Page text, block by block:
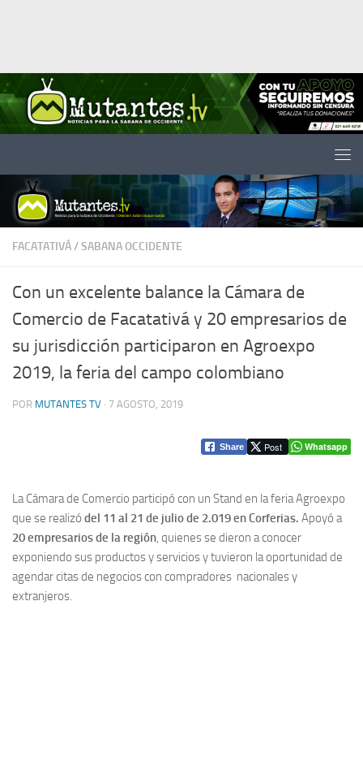
FACATATIVÁ/SABANA OCCIDENTE
Con un excelente balance la Cámara de
Comercio de Facatativá y 20 empresarios de
su jurisdicción participaron en Agroexpo
2019, la feria del campo colombiano
POR MUTANTES TV · 7 AGOSTO, 2019
Share Post Whatsapp
La Cámara de Comercio participó con un Stand en la feria Agroexpo
que se realizó del 11 al 21 de julio de 2.019 en Corferias. Apoyó a
20 empresarios de la región , quienes se dieron a conocer
exponiendo sus productos y servicios y tuvieron la oportunidad de
agendar citas de negocios con compradores nacionales y
extranjeros.